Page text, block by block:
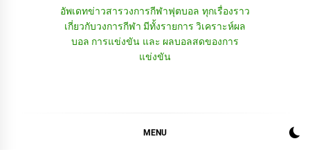
อัพเดทข่าวสารวงการกีฬาฟุตบอล ทุกเรื่องราว
เกี่ยวกับวงการกีฬา มีทั้งรายการ วิเคราะห์ผล
บอล การแข่งขัน และ ผลบอลสดของการ
แข่งขัน
MENU